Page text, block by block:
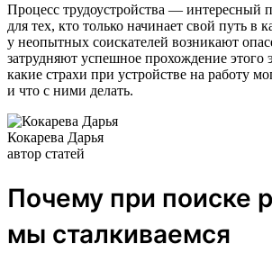
Процесс трудоустройства — интересный
для тех, кто только начинает свой путь в
у неопытных соискателей возникают
затрудняют успешное прохождение этого
какие страхи при устройстве на работу
и что с ними делать.
Кокарева Дарья
автор статей
Почему при поиске
мы сталкиваемся